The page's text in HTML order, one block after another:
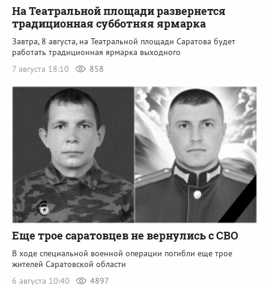
На Театральной площади развернется
традиционная субботняя ярмарка
Завтра, 8 августа, на Театральной площади Саратова будет
работать традиционная ярмарка выходного
7 августа 18:10
858
Еще трое саратовцев не вернулись с СВО
В ходе специальной военной операции погибли еще трое
жителей Саратовской области
6 августа 10:40
4897